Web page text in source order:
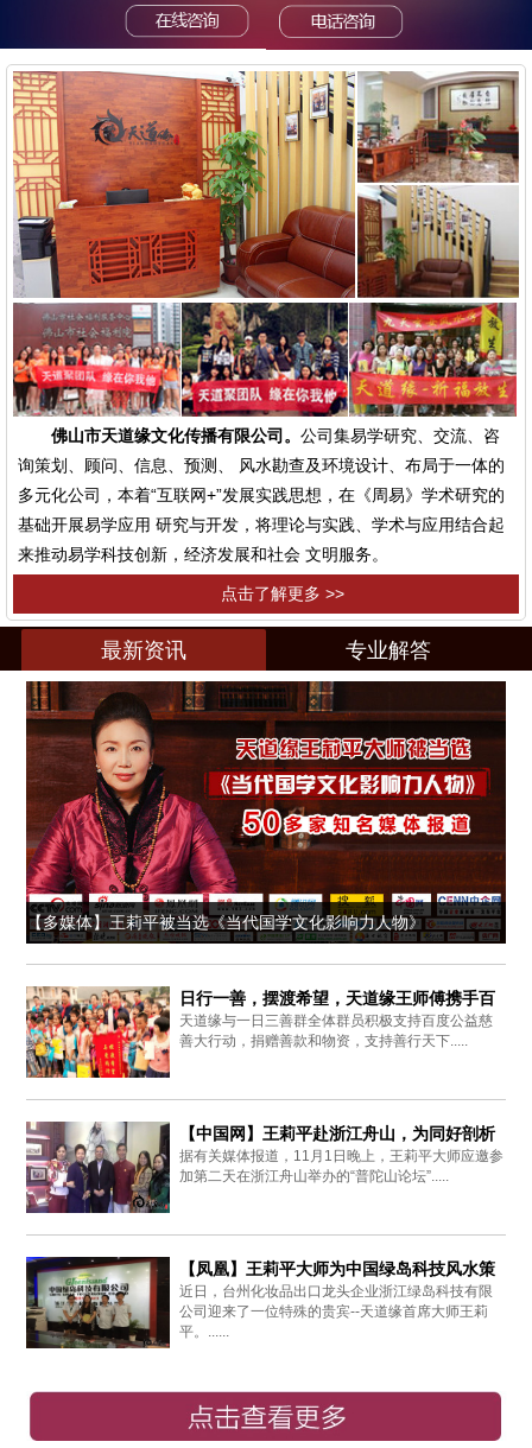
佛山市天道缘文化传播有限公司。 公司集易学研究、交流、咨
询策划、顾问、信息、预测、 风水勘查及环境设计、布局于一体的
多元化公司，本着“互联网+”发展实践思想，在《周易》学术研究的
基础开展易学应用 研究与开发，将理论与实践、学术与应用结合起
来推动易学科技创新，经济发展和社会 文明服务。
点击了解更多 >>
最新资讯 专业解答
【多媒体】王莉平被当选《当代国学文化影响力人物》
日行一善，摆渡希望，天道缘王师傅携手百
度爱心同行
天道缘与一日三善群全体群员积极支持百度公益慈
善大行动，捐赠善款和物资，支持善行天下.....
【中国网】王莉平赴浙江舟山，为同好剖析
周易思想
据有关媒体报道，11月1日晚上，王莉平大师应邀参
加第二天在浙江舟山举办的“普陀山论坛”.....
【凤凰】王莉平大师为中国绿岛科技风水策
划布局
近日，台州化妆品出口龙头企业浙江绿岛科技有限
公司迎来了一位特殊的贵宾--天道缘首席大师王莉
平。......